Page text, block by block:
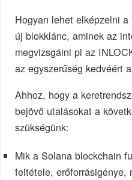
Hogyan lehet elképzelni
új blokklánc, aminek az
megvizsgálni pl az
az egyszerűség kedvéért
Ahhoz, hogy a
bejövő utalásokat a
szükségünk:
Mik a Solana blockchain
feltétele, erőforrásigénye,